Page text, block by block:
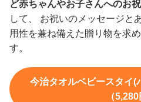
ど赤ちゃんやお子さんへのお
して、 お祝いのメッセージと
用性を兼ね備えた贈り物を求
す。
今治タオルベビースタイ(
（5,280